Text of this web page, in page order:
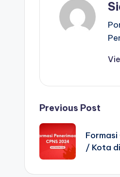
Post
Previous Post
/ Kota